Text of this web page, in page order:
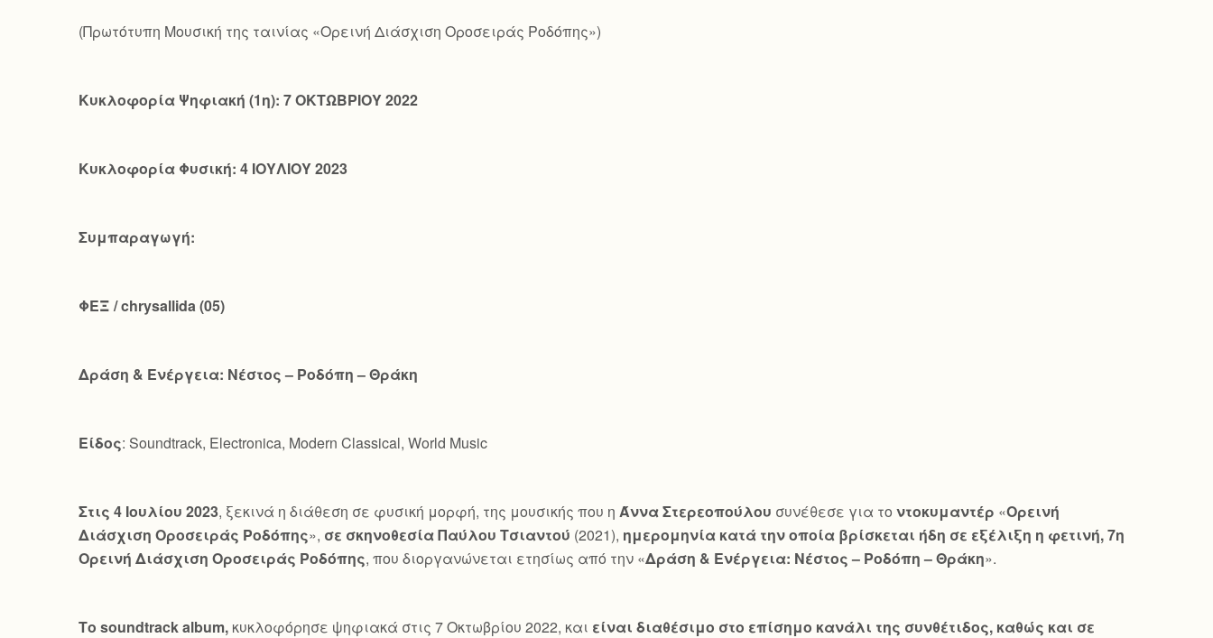
(Πρωτότυπη Μουσική της ταινίας «Ορεινή Διάσχιση Οροσειράς Ροδόπης»)
Κυκλοφορία Ψηφιακή (1η): 7 ΟΚΤΩΒΡΙΟΥ 2022
Κυκλοφορία Φυσική: 4 ΙΟΥΛΙΟΥ 2023
Συμπαραγωγή:
ΦΕΞ /chrysallida(05)
Δράση & Ενέργεια: Νέστος – Ροδόπη – Θράκη
Είδος: Soundtrack, Electronica, Modern Classical, World Music
Στις 4 Ιουλίου 2023, ξεκινά η διάθεση σε φυσική μορφή, της μουσικής που η Άννα Στερεοπούλου συνέθεσε για το ντοκυμαντέρ «Ορεινή
Διάσχιση Οροσειράς Ροδόπης», σε σκηνοθεσία Παύλου Τσιαντού (2021), ημερομηνία κατά την οποία βρίσκεται ήδη σε εξέλιξη η φετινή, 7η
Ορεινή Διάσχιση Οροσειράς Ροδόπης, που διοργανώνεται ετησίως από την «Δράση & Ενέργεια: Νέστος – Ροδόπη – Θράκη».
Το soundtrackalbum, κυκλοφόρησε ψηφιακά στις 7 Οκτωβρίου 2022, και είναι διαθέσιμο στο επίσημο κανάλι της συνθέτιδος, καθώς και σε